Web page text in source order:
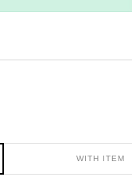
WITH ITEM